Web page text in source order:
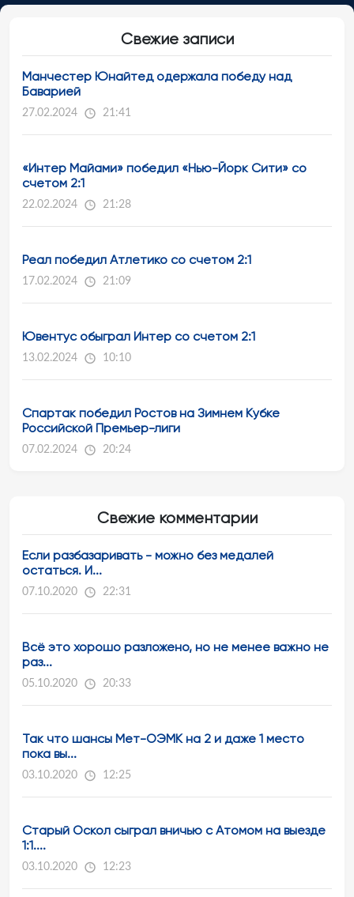
Свежие записи
Манчестер Юнайтед одержала победу над
Баварией
27.02.2024 21:41
«Интер Майами» победил «Нью-Йорк Сити» со
счетом 2:1
22.02.2024 21:28
Реал победил Атлетико со счетом 2:1
17.02.2024 21:09
Ювентус обыграл Интер со счетом 2:1
13.02.2024 10:10
Спартак победил Ростов на Зимнем Кубке
Российской Премьер-лиги
07.02.2024 20:24
Свежие комментарии
Если разбазаривать - можно без медалей
остаться. И...
07.10.2020 22:31
Всё это хорошо разложено, но не менее важно не
раз...
05.10.2020 20:33
Так что шансы Мет-ОЭМК на 2 и даже 1 место
пока вы...
03.10.2020 12:25
Старый Оскол сыграл вничью с Атомом на выезде
1:1....
03.10.2020 12:23